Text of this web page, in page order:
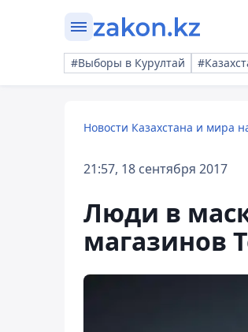
#Выборы в Курултай
Новости Казахстана и мира
21:57, 18 сентября 2017
Люди в
магазинов